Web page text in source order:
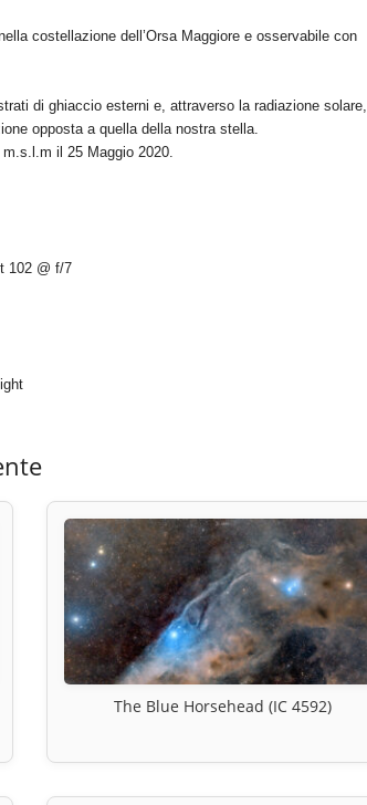
costellazione dell’Orsa Maggiore e osservabile con
di ghiaccio esterni e, attraverso la radiazione solare,
opposta a quella della nostra stella.
il 25 Maggio 2020.
102 @ f/7
The Blue Horsehead (IC 4592)